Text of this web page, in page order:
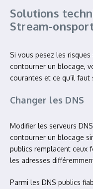
Solutions
Stream-
Si vous pesez les
contourner un blocage,
courantes et ce qu’il
Changer les DNS
Modifier les serveurs
contourner un blocage
publics remplacent ceux
les adresses
Parmi les DNS publics